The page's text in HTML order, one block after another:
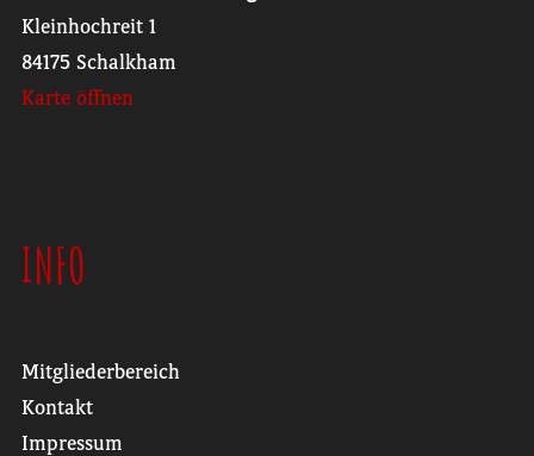
Kleinhochreit 1
84175 Schalkham
Karte öffnen
INFO
Mitgliederbereich
Kontakt
Impressum